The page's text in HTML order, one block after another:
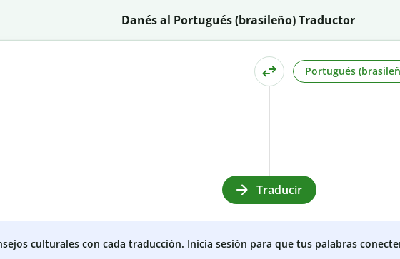
Danés al Portugués (brasileño) Traductor
Portugués
Traducir
culturales con cada traducción. Inicia sesión para que tus palabras